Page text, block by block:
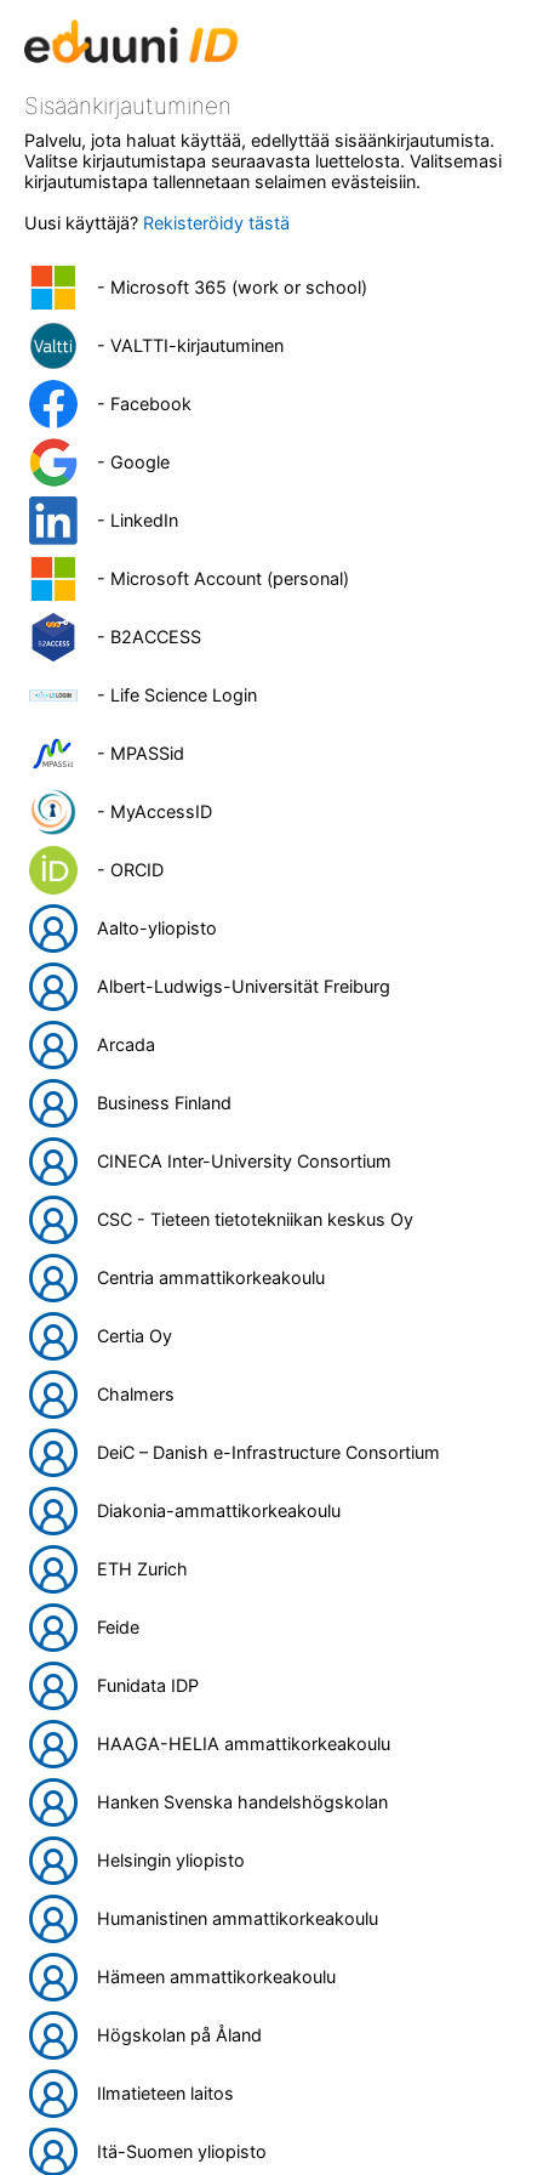
Sisäänkirjautuminen
Palvelu, jota haluat käyttää, edellyttää sisäänkirjautumista.
Valitse kirjautumistapa seuraavasta luettelosta. Valitsemasi
kirjautumistapa tallennetaan selaimen evästeisiin.
Uusi käyttäjä? Rekisteröidy tästä
- Microsoft 365 (work or school)
- VALTTI-kirjautuminen
- Facebook
- Google
- LinkedIn
- Microsoft Account (personal)
- B2ACCESS
- Life Science Login
- MPASSid
- MyAccessID
- ORCID
Aalto-yliopisto
Albert-Ludwigs-Universität Freiburg
Arcada
Business Finland
CINECA Inter-University Consortium
CSC - Tieteen tietotekniikan keskus Oy
Centria ammattikorkeakoulu
Certia Oy
Chalmers
DeiC – Danish e-Infrastructure Consortium
Diakonia-ammattikorkeakoulu
ETH Zurich
Feide
Funidata IDP
HAAGA-HELIA ammattikorkeakoulu
Hanken Svenska handelshögskolan
Helsingin yliopisto
Humanistinen ammattikorkeakoulu
Hämeen ammattikorkeakoulu
Högskolan på Åland
Ilmatieteen laitos
Itä-Suomen yliopisto